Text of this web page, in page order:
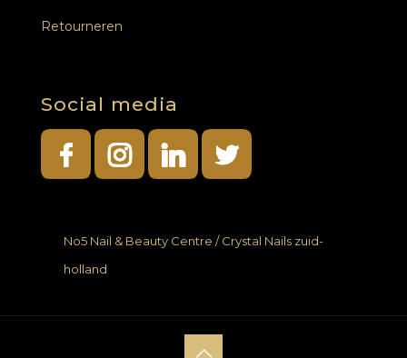
Retourneren
Social media
No5 Nail & Beauty Centre / Crystal Nails zuid-
holland